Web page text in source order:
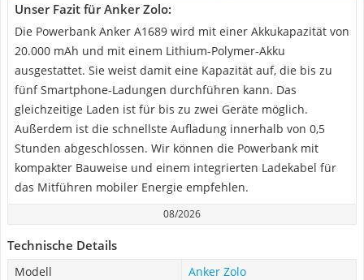
Unser Fazit für Anker Zolo:
Die Powerbank Anker A1689 wird mit einer Akkukapazität von
20.000 mAh und mit einem Lithium-Polymer-Akku
ausgestattet. Sie weist damit eine Kapazität auf, die bis zu
fünf Smartphone-Ladungen durchführen kann. Das
gleichzeitige Laden ist für bis zu zwei Geräte möglich.
Außerdem ist die schnellste Aufladung innerhalb von 0,5
Stunden abgeschlossen. Wir können die Powerbank mit
kompakter Bauweise und einem integrierten Ladekabel für
das Mitführen mobiler Energie empfehlen.
08/2026
Technische Details
Modell
Anker Zolo